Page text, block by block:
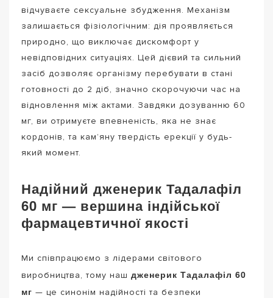
відчуваєте сексуальне збудження. Механізм
залишається фізіологічним: дія проявляється
природно, що виключає дискомфорт у
невідповідних ситуаціях. Цей дієвий та сильний
засіб дозволяє організму перебувати в стані
готовності до 2 діб, значно скорочуючи час на
відновлення між актами. Завдяки дозуванню 60
мг, ви отримуєте впевненість, яка не знає
кордонів, та кам’яну твердість ерекції у будь-
який момент.
Надійний дженерик Тадалафіл
60 мг — вершина індійської
фармацевтичної якості
Ми співпрацюємо з лідерами світового
виробництва, тому наш дженерик Тадалафіл 60
мг — це синонім надійності та безпеки